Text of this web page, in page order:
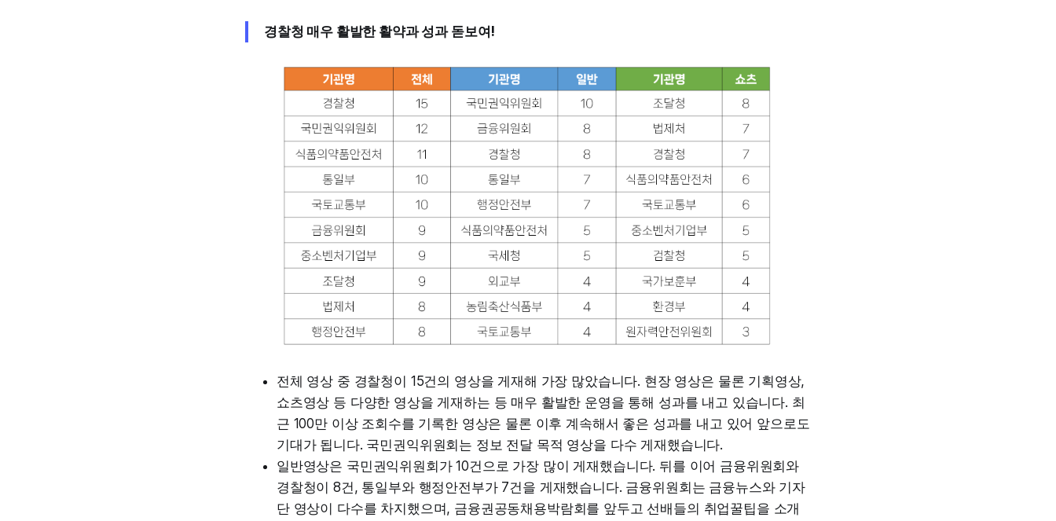
경찰청 매우 활발한 활약과 성과 돋보여!
전체 영상 중 경찰청이 15건의 영상을 게재해 가장 많았습니다. 현장 영상은 물론 기획영상,
쇼츠영상 등 다양한 영상을 게재하는 등 매우 활발한 운영을 통해 성과를 내고 있습니다. 최
근 100만 이상 조회수를 기록한 영상은 물론 이후 계속해서 좋은 성과를 내고 있어 앞으로도
기대가 됩니다. 국민권익위원회는 정보 전달 목적 영상을 다수 게재했습니다.
일반영상은 국민권익위원회가 10건으로 가장 많이 게재했습니다. 뒤를 이어 금융위원회와
경찰청이 8건, 통일부와 행정안전부가 7건을 게재했습니다. 금융위원회는 금융뉴스와 기자
단 영상이 다수를 차지했으며, 금융권공동채용박람회를 앞두고 선배들의 취업꿀팁을 소개